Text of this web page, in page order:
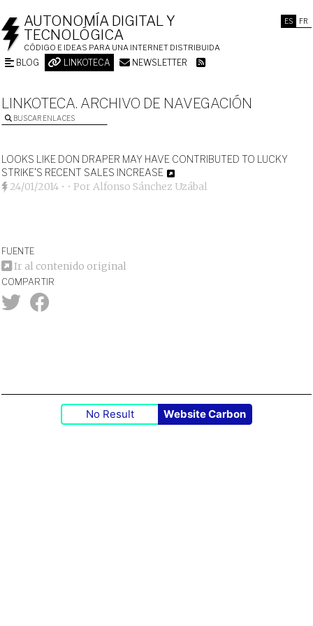
ES FR
AUTONOMÍA DIGITAL Y
TECNOLÓGICA
CÓDIGO E IDEAS PARA UNA INTERNET DISTRIBUIDA
BLOG LINKOTECA NEWSLETTER
LINKOTECA. ARCHIVO DE NAVEGACIÓN
BUSCAR ENLACES
LOOKS LIKE DON DRAPER MAY HAVE CONTRIBUTED TO LUCKY
STRIKE’S RECENT SALES INCREASE
24/01/2014 • • PorAlfonso Sánchez Uzábal
FUENTE
Ir al contenido original
COMPARTIR
No Result Website Carbon